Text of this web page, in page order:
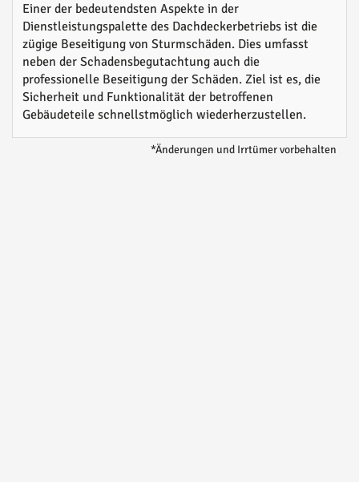
Einer der bedeutendsten Aspekte in der
Dienstleistungspalette des Dachdeckerbetriebs ist die
zügige Beseitigung von Sturmschäden. Dies umfasst
neben der Schadensbegutachtung auch die
professionelle Beseitigung der Schäden. Ziel ist es, die
Sicherheit und Funktionalität der betroffenen
Gebäudeteile schnellstmöglich wiederherzustellen.
*Änderungen und Irrtümer vorbehalten